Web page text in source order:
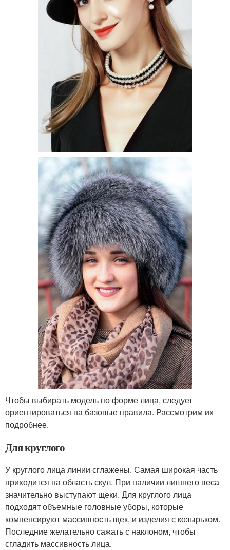
Чтобы выбирать модель по форме лица, следует
ориентироваться на базовые правила. Рассмотрим их
подробнее.
Для круглого
У круглого лица линии сглажены. Самая широкая часть
приходится на область скул. При наличии лишнего веса
значительно выступают щеки. Для круглого лица
подходят объемные головные уборы, которые
компенсируют массивность щек, и изделия с козырьком.
Последние желательно сажать с наклоном, чтобы
сгладить массивность лица.